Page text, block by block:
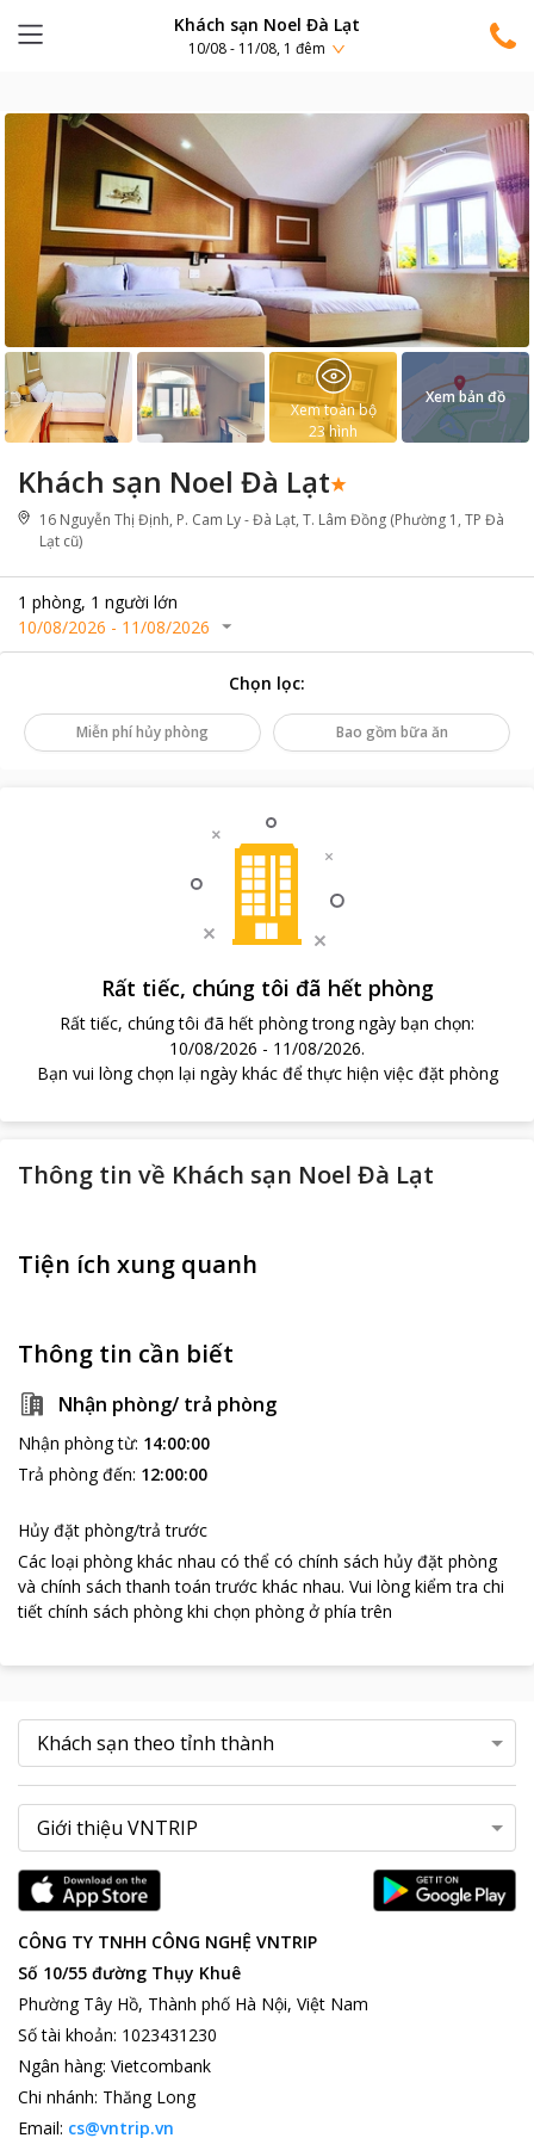
Khách sạn Noel Đà Lạt
10/08 - 11/08, 1 đêm
Khách sạn Noel Đà Lạt
16 Nguyễn Thị Định, P. Cam Ly - Đà Lạt, T. Lâm Đồng (Phường 1, TP Đà
Lạt cũ)
1 phòng, 1 người lớn
10/08/2026 - 11/08/2026
Xem toàn bộ
23 hình
Xem bản đồ
Chọn lọc:
Miễn phí hủy phòng Bao gồm bữa ăn
Rất tiếc, chúng tôi đã hết phòng
Rất tiếc, chúng tôi đã hết phòng trong ngày bạn chọn:
10/08/2026 - 11/08/2026.
Bạn vui lòng chọn lại ngày khác để thực hiện việc đặt phòng
Thông tin về Khách sạn Noel Đà Lạt
Tiện ích xung quanh
Thông tin cần biết
Nhận phòng/ trả phòng
Nhận phòng từ: 14:00:00
Trả phòng đến: 12:00:00
Hủy đặt phòng/trả trước
Các loại phòng khác nhau có thể có chính sách hủy đặt phòng
và chính sách thanh toán trước khác nhau. Vui lòng kiểm tra chi
tiết chính sách phòng khi chọn phòng ở phía trên
CÔNG TY TNHH CÔNG NGHỆ VNTRIP
Số 10/55 đường Thụy Khuê
Phường Tây Hồ, Thành phố Hà Nội, Việt Nam
Số tài khoản: 1023431230
Ngân hàng: Vietcombank
Chi nhánh: Thăng Long
Email: cs@vntrip.vn